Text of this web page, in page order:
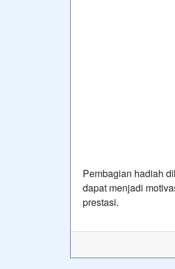
Pembagian hadiah
dapat menjadi
prestasi.